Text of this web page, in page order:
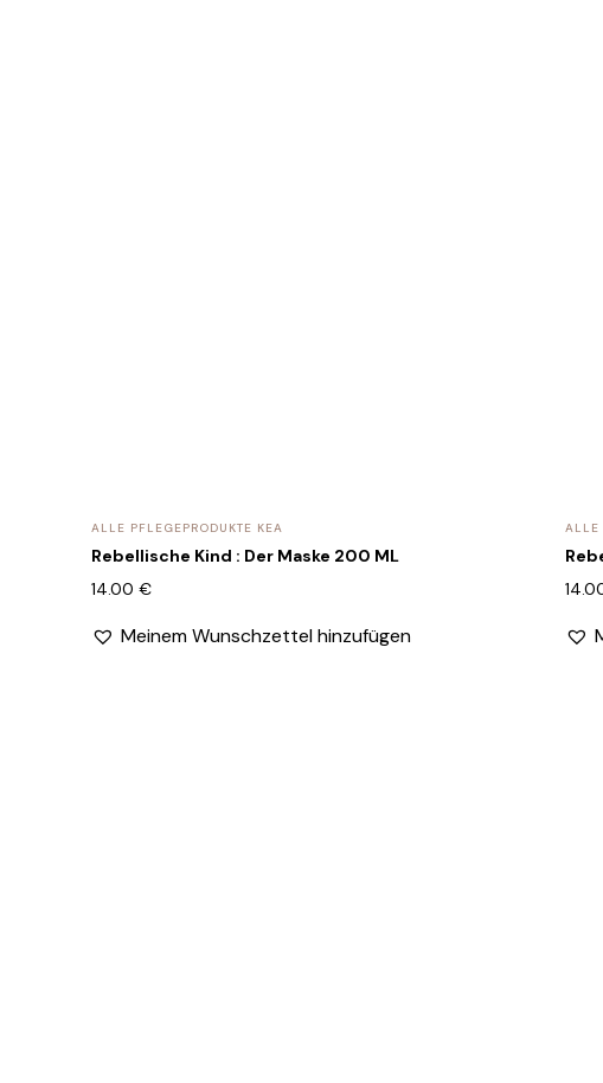
ALLE PFLEGEPRODUKTE KEA
Rebellische Kind : Der Maske 200 ML
14.00 €
Meinem Wunschzettel hinzufügen
ALLE